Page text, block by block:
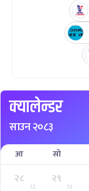
क्यालेन्डर
साउन २०८३
आ सो
२८
12
२९
13